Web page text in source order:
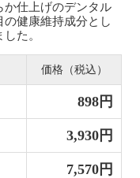
か仕上げのデンタル
健康維持成分とし
た。
価格（税込）
898円
3,930円
7,570円